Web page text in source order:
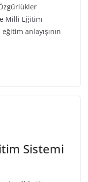
Milli Eğitim
anlayışının
Sistemi